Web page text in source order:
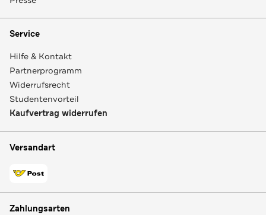
Service
Hilfe & Kontakt
Partnerprogramm
Widerrufsrecht
Studentenvorteil
Kaufvertrag widerrufen
Versandart
Zahlungsarten